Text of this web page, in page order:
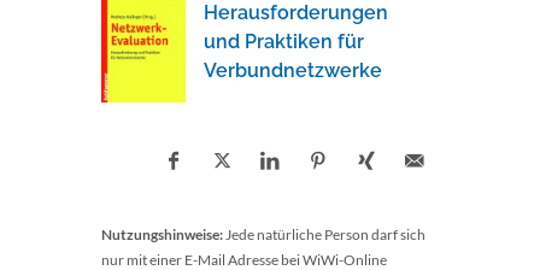
Herausforderungen
und Praktiken für
Verbundnetzwerke
Nutzungshinweise: Jede natürliche Person darf sich
nur mit einer E-Mail Adresse bei WiWi-Online